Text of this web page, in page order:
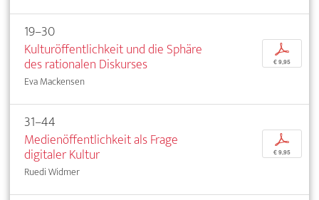
19–30
Kulturöffentlichkeit und die Sphäre
des rationalen Diskurses
Eva Mackensen
p
€ 9,95
31–44
Medienöffentlichkeit als Frage
digitaler Kultur
Ruedi Widmer
p
€ 9,95